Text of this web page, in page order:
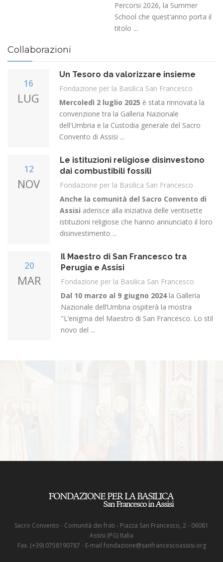
Percorsi 2026, la Summer
School che quest’anno porta il
titolo ...
Collaborazioni
16
LUG
Un Tesoro da valorizzare insieme
Fondazione per la Basilica San Francesco
Mercoledì 2 luglio 2025 è stata rinnovata la
convenzione tra la Galleria Nazionale
dell'Umbria e la Custodia generale del Sacro
Convento di Assisi ...
12
NOV
Le istituzioni religiose disinvestono
dai combustibili fossili
Fondazione per la Basilica San Francesco
Anche la comunità del Sacro Convento di
Assisi aderisce alla iniziativa delle ventisette
istituzioni religiose che hanno annunciato il loro
disinvestimento ...
20
MAR
Il Maestro di San Francesco tra
Perugia e Assisi
Fondazione per la Basilica San Francesco
Dal 10 marzo al 9 giugno 2024la Galleria
Nazionale dell’Umbria ospiterà la mostra
"L’enigma del Maestro di San Francesco. Lo stil
novo del ...
Sacro Convento - Comunità dei frati - Piazza San Francesco, 2 - 06081
Assisi (PG) Italia
Fax. (+39) 0758190787 - E-mail fondazione@sanfrancescoassisi.org